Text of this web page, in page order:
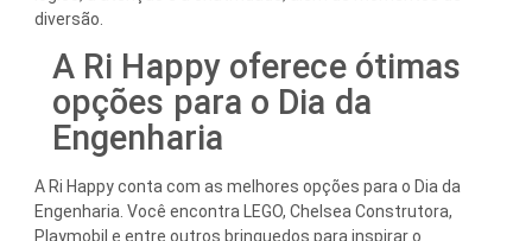
diversão.
A Ri Happy oferece ótimas
opções para o Dia da
Engenharia
A Ri Happy conta com as melhores opções para o Dia da
Engenharia. Você encontra LEGO, Chelsea Construtora,
Playmobil e entre outros brinquedos para inspirar o